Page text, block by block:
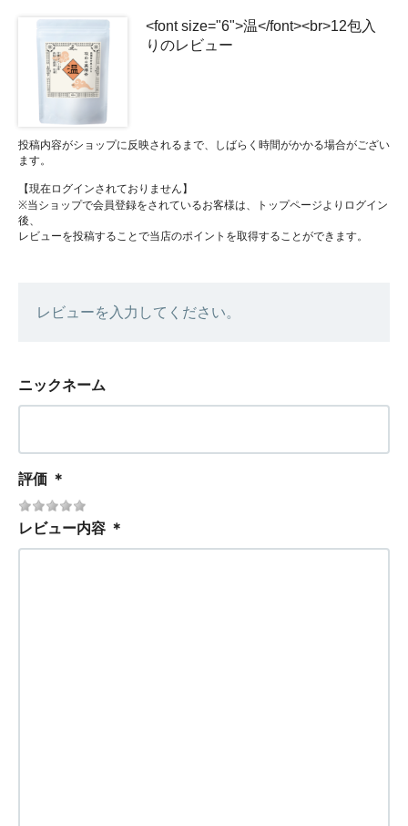
<font size="6">温</font><br>12包入
りのレビュー
投稿内容がショップに反映されるまで、しばらく時間がかかる場合がござい
ます。
【現在ログインされておりません】
※当ショップで会員登録をされているお客様は、トップページよりログイン
後、
レビューを投稿することで当店のポイントを取得することができます。
レビューを入力してください。
ニックネーム
評価 ＊
レビュー内容 ＊